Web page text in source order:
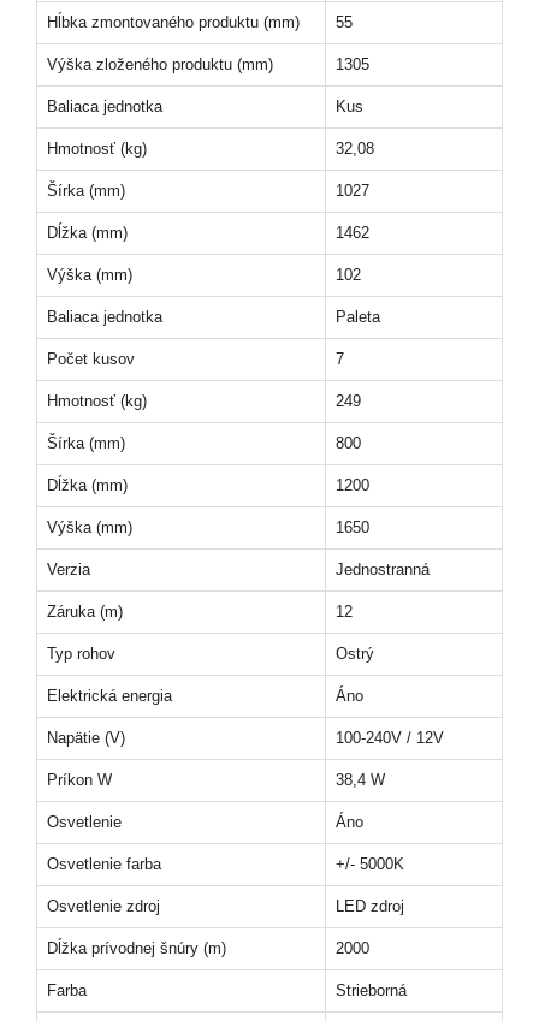
Hĺbka zmontovaného produktu (mm) 55
Výška zloženého produktu (mm) 1305
Baliaca jednotka Kus
Hmotnosť (kg) 32,08
Šírka (mm) 1027
Dĺžka (mm) 1462
Výška (mm) 102
Baliaca jednotka Paleta
Počet kusov 7
Hmotnosť (kg) 249
Šírka (mm) 800
Dĺžka (mm) 1200
Výška (mm) 1650
Verzia Jednostranná
Záruka (m) 12
Typ rohov Ostrý
Elektrická energia Áno
Napätie (V) 100-240V / 12V
Príkon W 38,4 W
Osvetlenie Áno
Osvetlenie farba +/- 5000K
Osvetlenie zdroj LED zdroj
Dĺžka prívodnej šnúry (m) 2000
Farba Strieborná